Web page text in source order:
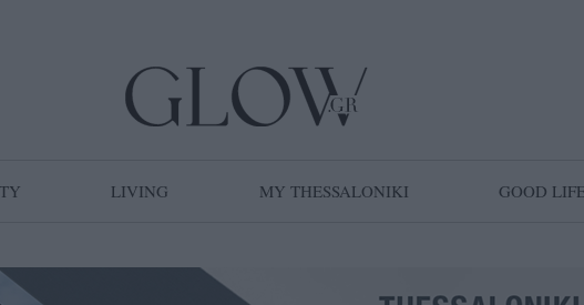
LIVING MY THESSALONIKI GOOD